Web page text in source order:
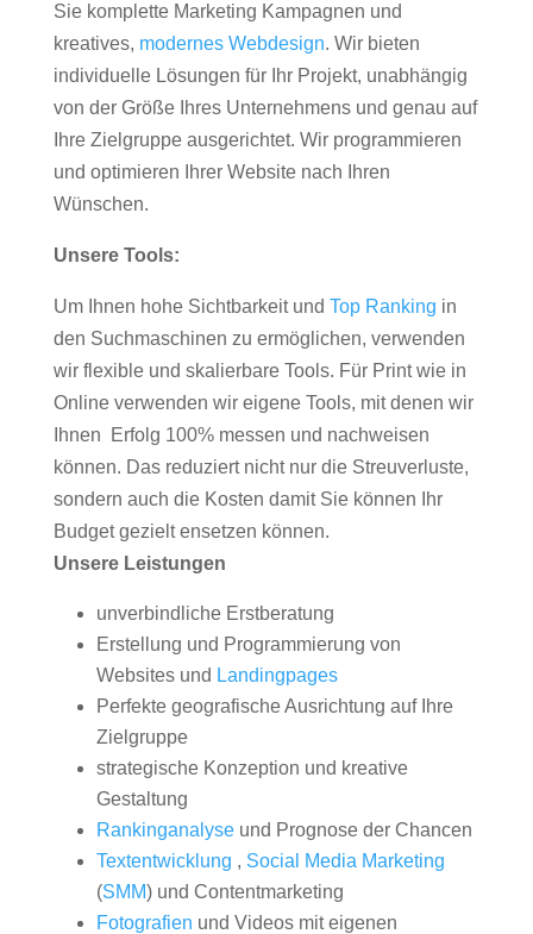
Sie komplette Marketing Kampagnen und
kreatives, modernes Webdesign. Wir bieten
individuelle Lösungen für Ihr Projekt, unabhängig
von der Größe Ihres Unternehmens und genau auf
Ihre Zielgruppe ausgerichtet. Wir programmieren
und optimieren Ihrer Website nach Ihren
Wünschen.
Unsere Tools:
Um Ihnen hohe Sichtbarkeit und Top Ranking in
den Suchmaschinen zu ermöglichen, verwenden
wir flexible und skalierbare Tools. Für Print wie in
Online verwenden wir eigene Tools, mit denen wir
Ihnen Erfolg 100% messen und nachweisen
können. Das reduziert nicht nur die Streuverluste,
sondern auch die Kosten damit Sie können Ihr
Budget gezielt ensetzen können.
Unsere Leistungen
unverbindliche Erstberatung
Erstellung und Programmierung von
Websites und Landingpages
Perfekte geografische Ausrichtung auf Ihre
Zielgruppe
strategische Konzeption und kreative
Gestaltung
Rankinganalyseund Prognose der Chancen
Textentwicklung , Social Media Marketing
(SMM) und Contentmarketing
Fotografien und Videos mit eigenen